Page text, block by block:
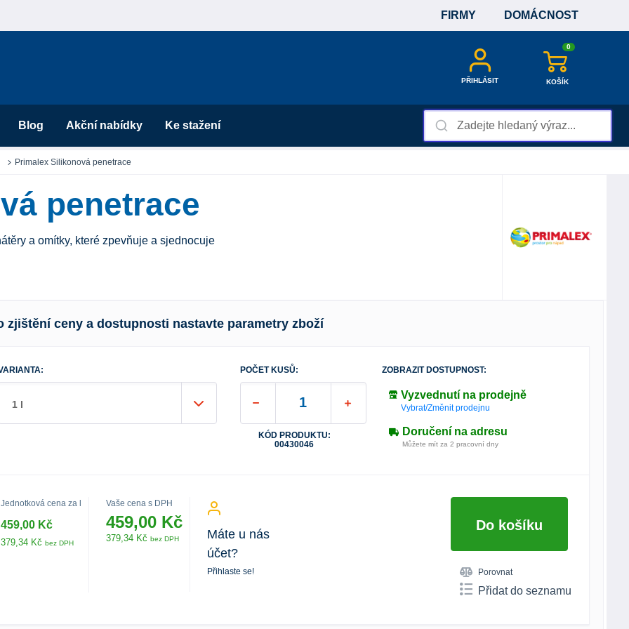
FIRMY DOMÁCNOST
PŘIHLÁSIT
0
KOŠÍK
Blog Akční nabídky Ke stažení
Primalex Silikonová penetrace
penetrace
a omítky, které zpevňuje a sjednocuje
zjištění ceny a dostupnosti nastavte parametry zboží
1 l
POČET KUSŮ:
KÓD PRODUKTU:
00430046
ZOBRAZIT DOSTUPNOST:
Vyzvednutí na prodejně
Vybrat/Změnit prodejnu
Doručení na adresu
Můžete mít za 2 pracovní dny
Jednotková cena za l
459,00 Kč
379,34 Kč bez DPH
Vaše cena s DPH
459,00 Kč
379,34 Kč bez DPH
Máte u nás
účet?
Přihlaste se!
Do košíku
Porovnat
Přidat do seznamu